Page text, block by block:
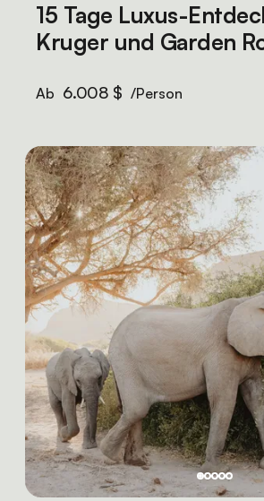
15 Tage Luxus-
Kruger und Garden
Ab 6.008 $ /Person